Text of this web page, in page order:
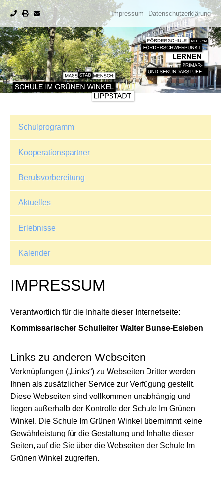
Impressum Datenschutzerklärung
Schulprogramm
Kooperationspartner
Berufsvorbereitung
Aktuelles
Erlebnisse
Kalender
IMPRESSUM
Verantwortlich für die Inhalte dieser Internetseite:
Kommissarischer Schulleiter Walter Bunse-Esleben
Links zu anderen Webseiten
Verknüpfungen („Links“) zu Webseiten Dritter werden
Ihnen als zusätzlicher Service zur Verfügung gestellt.
Diese Webseiten sind vollkommen unabhängig und
liegen außerhalb der Kontrolle der Schule Im Grünen
Winkel. Die Schule Im Grünen Winkel übernimmt keine
Gewährleistung für die Gestaltung und Inhalte dieser
Seiten, auf die Sie über die Webseiten der Schule Im
Grünen Winkel zugreifen.